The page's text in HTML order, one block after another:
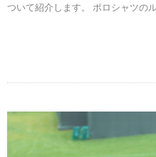
ついて紹介します。 ポロシャツの